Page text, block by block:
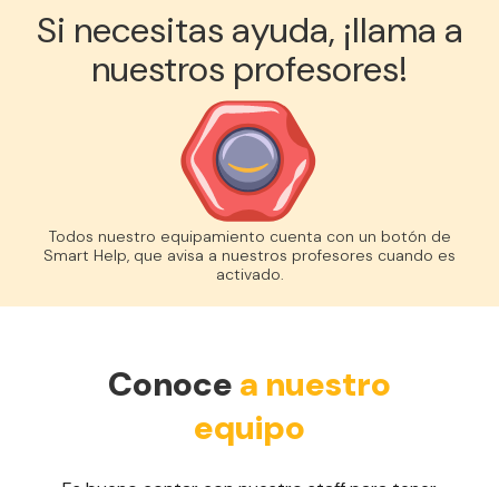
Si necesitas ayuda, ¡llama a
nuestros profesores!
Todos nuestro equipamiento cuenta con un botón de
Smart Help, que avisa a nuestros profesores cuando es
activado.
Conoce a nuestro
equipo